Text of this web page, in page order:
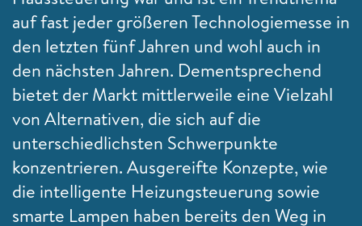
auf fast jeder größeren Technologiemesse in
den letzten fünf Jahren und wohl auch in
den nächsten Jahren. Dementsprechend
bietet der Markt mittlerweile eine Vielzahl
von Alternativen, die sich auf die
unterschiedlichsten Schwerpunkte
konzentrieren. Ausgereifte Konzepte, wie
die intelligente Heizungsteuerung sowie
smarte Lampen haben bereits den Weg in